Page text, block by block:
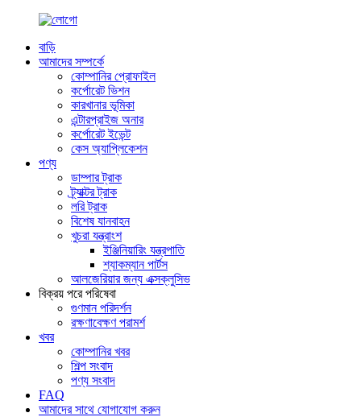
বাড়ি
আমাদের সম্পর্কে
কোম্পানির প্রোফাইল
কর্পোরেট ভিশন
কারখানার ভূমিকা
এন্টারপ্রাইজ অনার
কর্পোরেট ইভেন্ট
কেস অ্যাপ্লিকেশন
পণ্য
ডাম্পার ট্রাক
ট্র্যাক্টর ট্রাক
লরি ট্রাক
বিশেষ যানবাহন
খুচরা যন্ত্রাংশ
ইঞ্জিনিয়ারিং যন্ত্রপাতি
শ্যাকম্যান পার্টস
আলজেরিয়ার জন্য এক্সক্লুসিভ
বিক্রয় পরে পরিষেবা
গুণমান পরিদর্শন
রক্ষণাবেক্ষণ পরামর্শ
খবর
কোম্পানির খবর
শিল্প সংবাদ
পণ্য সংবাদ
FAQ
আমাদের সাথে যোগাযোগ করুন